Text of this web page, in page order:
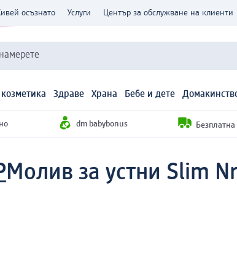
осъзнато Услуги Център за обслужване на клиенти
Здраве Храна Бебе и дете
dm babybonus Безплатна
Молив за устни Slim